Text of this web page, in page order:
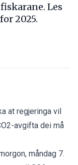
Les
2025.
at regjeringa vil
avgifta dei må
måndag 7.